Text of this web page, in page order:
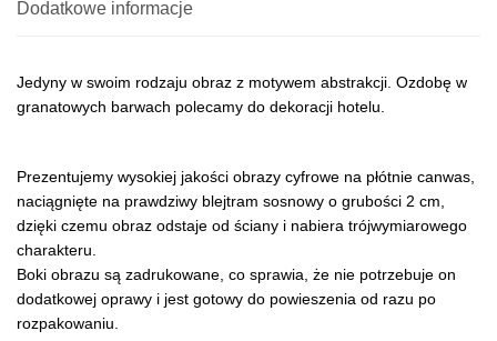
Dodatkowe informacje
Jedyny w swoim rodzaju obraz z motywem abstrakcji. Ozdobę w
granatowych barwach polecamy do dekoracji hotelu.
Prezentujemy wysokiej jakości obrazy cyfrowe na płótnie canwas,
naciągnięte na prawdziwy blejtram sosnowy o grubości 2 cm,
dzięki czemu obraz odstaje od ściany i nabiera trójwymiarowego
charakteru.
Boki obrazu są zadrukowane, co sprawia, że nie potrzebuje on
dodatkowej oprawy i jest gotowy do powieszenia od razu po
rozpakowaniu.